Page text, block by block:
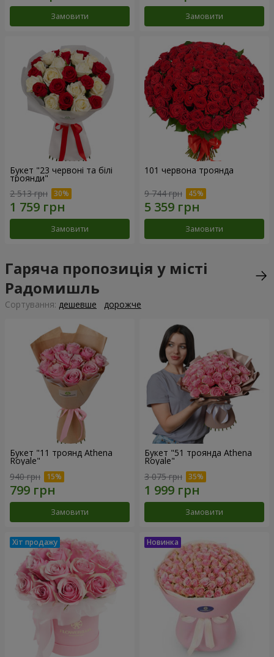
Замовити Замовити
Букет "23 червоні та білі
троянди"
2 513 грн
Замовити
101 червона троянда
9 744 грн
Замовити
Гаряча пропозиція у місті
Радомишль
Сортування: дешевше дорожче
Букет "11 троянд Athena
Royale"
940 грн
Замовити
Букет "51 троянда Athena
Royale"
3 075 грн
Замовити